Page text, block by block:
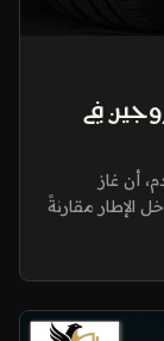
في
أن غاز
الإطار مقارنةً